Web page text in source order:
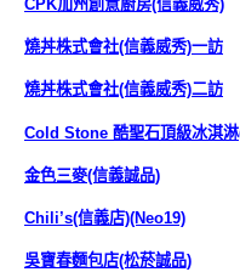
CPK加州創意廚房(信義威秀)
燒丼株式會社(信義威秀)一訪
燒丼株式會社(信義威秀)二訪
Cold Stone 酷聖石頂級冰淇
金色三麥(信義誠品)
Chili’s(信義店)(Neo19)
吳寶春麵包店(松菸誠品)